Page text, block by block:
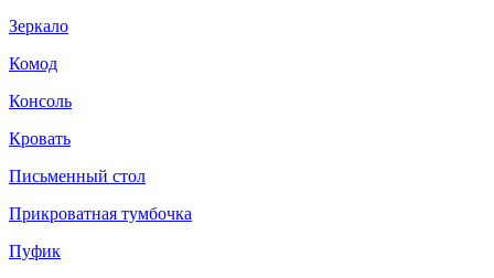
Зеркало
Комод
Консоль
Кровать
Письменный стол
Прикроватная тумбочка
Пуфик